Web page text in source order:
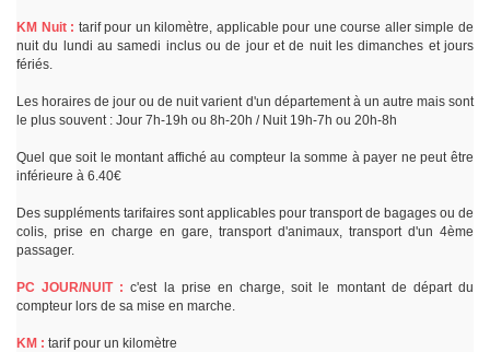
KM Nuit : tarif pour un kilomètre, applicable pour une course aller simple de
nuit du lundi au samedi inclus ou de jour et de nuit les dimanches et jours
fériés.
Les horaires de jour ou de nuit varient d'un département à un autre mais sont
le plus souvent : Jour 7h-19h ou 8h-20h / Nuit 19h-7h ou 20h-8h
Quel que soit le montant affiché au compteur la somme à payer ne peut être
inférieure à 6.40€
Des suppléments tarifaires sont applicables pour transport de bagages ou de
colis, prise en charge en gare, transport d'animaux, transport d'un 4ème
passager.
PC JOUR/NUIT : c'est la prise en charge, soit le montant de départ du
compteur lors de sa mise en marche.
KM : tarif pour un kilomètre